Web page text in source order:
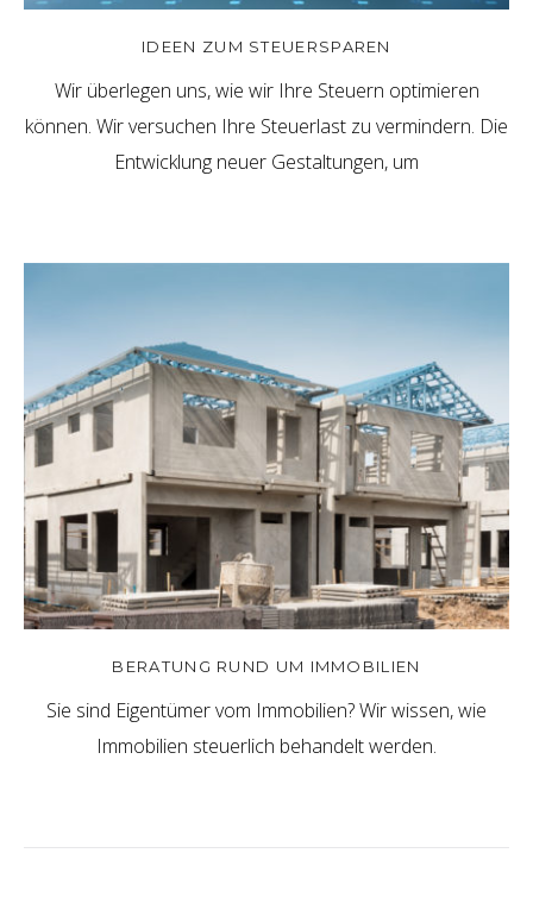
IDEEN ZUM STEUERSPAREN
Wir überlegen uns, wie wir Ihre Steuern optimieren
können. Wir versuchen Ihre Steuerlast zu vermindern. Die
Entwicklung neuer Gestaltungen, um
BERATUNG RUND UM IMMOBILIEN
Sie sind Eigentümer vom Immobilien? Wir wissen, wie
Immobilien steuerlich behandelt werden.